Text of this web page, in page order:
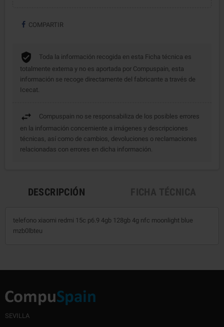
COMPARTIR
Toda la información recogida en esta Ficha técnica es
totalmente externa y no es aportada por Compuspain, esta
información se recoge directamente del fabricante a través de
Icecat.
Compuspain no se responsabiliza de los posibles errores
en la información concerniente a imágenes y descripciones
técnicas, así como de cambios, devoluciones o reclamaciones
relacionadas con errores en dicha información.
DESCRIPCIÓN
telefono xiaomi redmi 15c p6.9 4gb 128gb 4g nfc moonlight blue
mzb0lbteu
SEVILLA